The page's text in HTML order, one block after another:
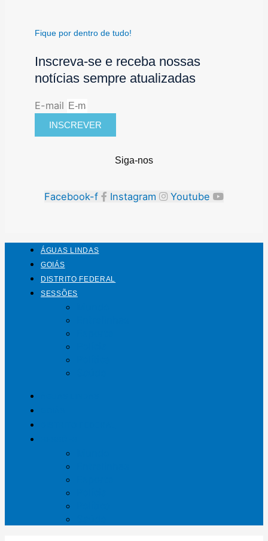
Fique por dentro de tudo!
Inscreva-se e receba nossas
notícias sempre atualizadas
E-mail
INSCREVER
Siga-nos
Facebook-f Instagram Youtube
ÁGUAS LINDAS
GOIÁS
DISTRITO FEDERAL
SESSÕES